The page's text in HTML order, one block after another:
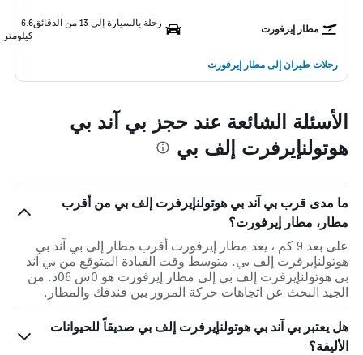
مطار إيرفورت
رحلة بالسيارة إلى 13 من الدقائق
6.6
كيلومتر
رحلات طيران إلى مطار إيرفورت
الأسئلة الشائعة عند حجز بي آند بي
هوتولنإيرفرت إلف بي
ما مدى قرب بي آند بي هوتولنإيرفرت إلف بي من أقرب
مطار، مطار إيرفورت؟
على بعد 9 كم ، يعد مطار إيرفورت أقرب مطار إلى بي آند بي
هوتولنإيرفرت إلف بي. متوسط وقت القيادة المتوقع من بي آند
بي هوتولنإيرفرت إلف بي إلى مطار إيرفورت هو 0س 06د. من
الجيد البحث عن اتجاهات حركة المرور بين فندقك والمطار.
هل يعتبر بي آند بي هوتولنإيرفرت إلف بي صديقاً للحيوانات
الأليفة؟